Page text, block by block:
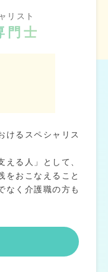
リスト
門士
けるスペシャリス
える人」として、
をおこなえること
なく介護職の方も